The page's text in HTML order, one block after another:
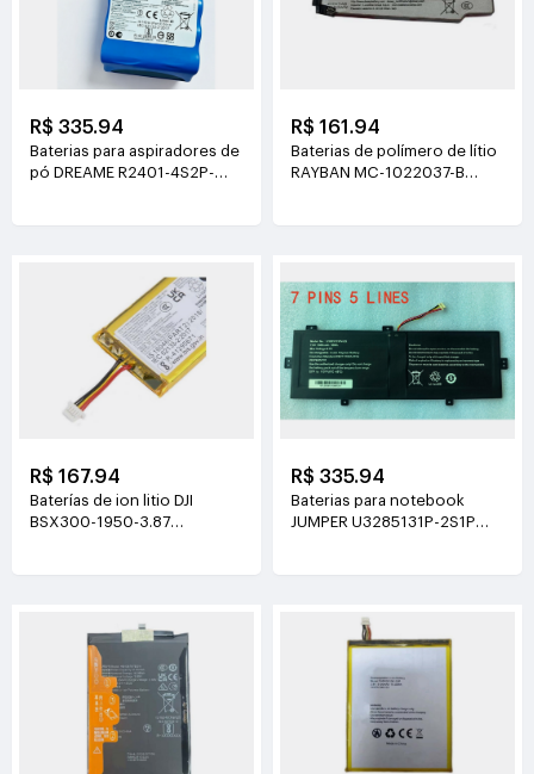
R$ 335.94
Baterias para aspiradores de
pó DREAME R2401-4S2P-
R$ 161.94
Baterias de polímero de lítio
RAYBAN MC-1022037-B
R$ 167.94
Baterías de ion litio DJI
BSX300-1950-3.87
R$ 335.94
Baterias para notebook
JUMPER U3285131P-2S1P